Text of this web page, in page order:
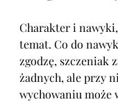
Charakter i
temat. Co do
zgodzę, szczeniak
żadnych, ale przy
wychowaniu może